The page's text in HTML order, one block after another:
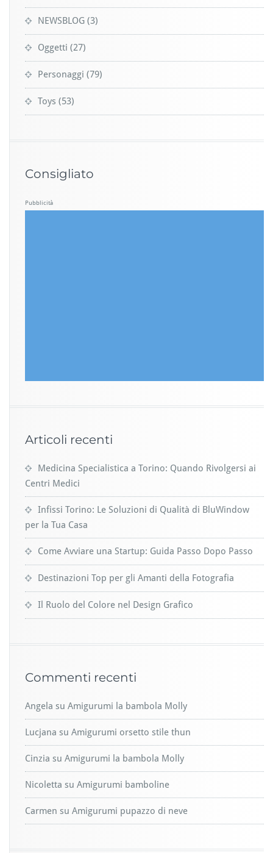
NEWSBLOG (3)
Oggetti (27)
Personaggi (79)
Toys (53)
Consigliato
Pubblicità
Articoli recenti
Medicina Specialistica a Torino: Quando Rivolgersi ai
Centri Medici
Infissi Torino: Le Soluzioni di Qualità di BluWindow
per la Tua Casa
Come Avviare una Startup: Guida Passo Dopo Passo
Destinazioni Top per gli Amanti della Fotografia
Il Ruolo del Colore nel Design Grafico
Commenti recenti
Angela su Amigurumi la bambola Molly
Lucjana su Amigurumi orsetto stile thun
Cinzia su Amigurumi la bambola Molly
Nicoletta su Amigurumi bamboline
Carmen su Amigurumi pupazzo di neve